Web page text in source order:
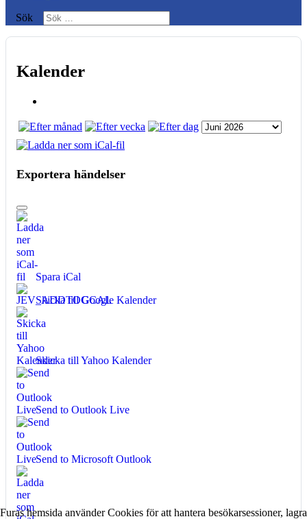
Sök
Kalender
Exportera händelser
Spara iCal
Skicka till Google Kalender
Skicka till Yahoo Kalender
Send to Outlook Live
Send to Microsoft Outlook
Furas hemsida använder Cookies för att hantera besökarsessioner, lagra